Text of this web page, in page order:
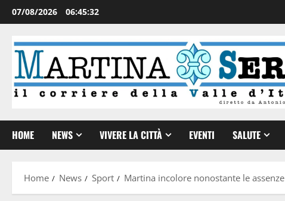
07/08/2026 06:45:33
HOME NEWS VIVERE LA CITTÀ EVENTI SALUTE
Home News Sport Martina incolore nonostante le assenze